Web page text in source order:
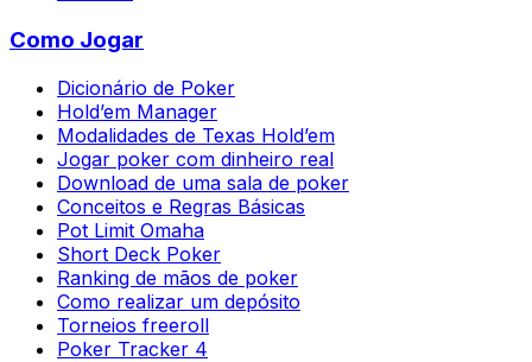
Como Jogar
Dicionário de Poker
Hold’em Manager
Modalidades de Texas Hold’em
Jogar poker com dinheiro real
Download de uma sala de poker
Conceitos e Regras Básicas
Pot Limit Omaha
Short Deck Poker
Ranking de mãos de poker
Como realizar um depósito
Torneios freeroll
Poker Tracker 4